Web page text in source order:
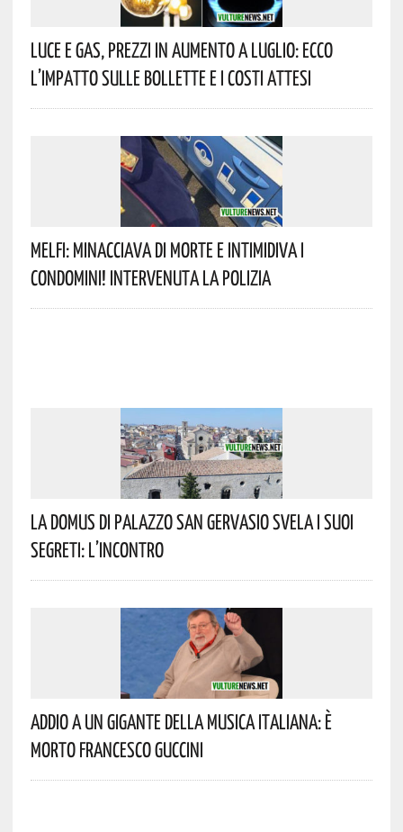
Luce E Gas, Prezzi In Aumento A Luglio: Ecco
L’impatto Sulle Bollette E I Costi Attesi
Melfi: Minacciava Di Morte E Intimidiva I
Condomini! Intervenuta La Polizia
La Domus Di Palazzo San Gervasio Svela I Suoi
Segreti: L’incontro
Addio A Un Gigante Della Musica Italiana: È
Morto Francesco Guccini